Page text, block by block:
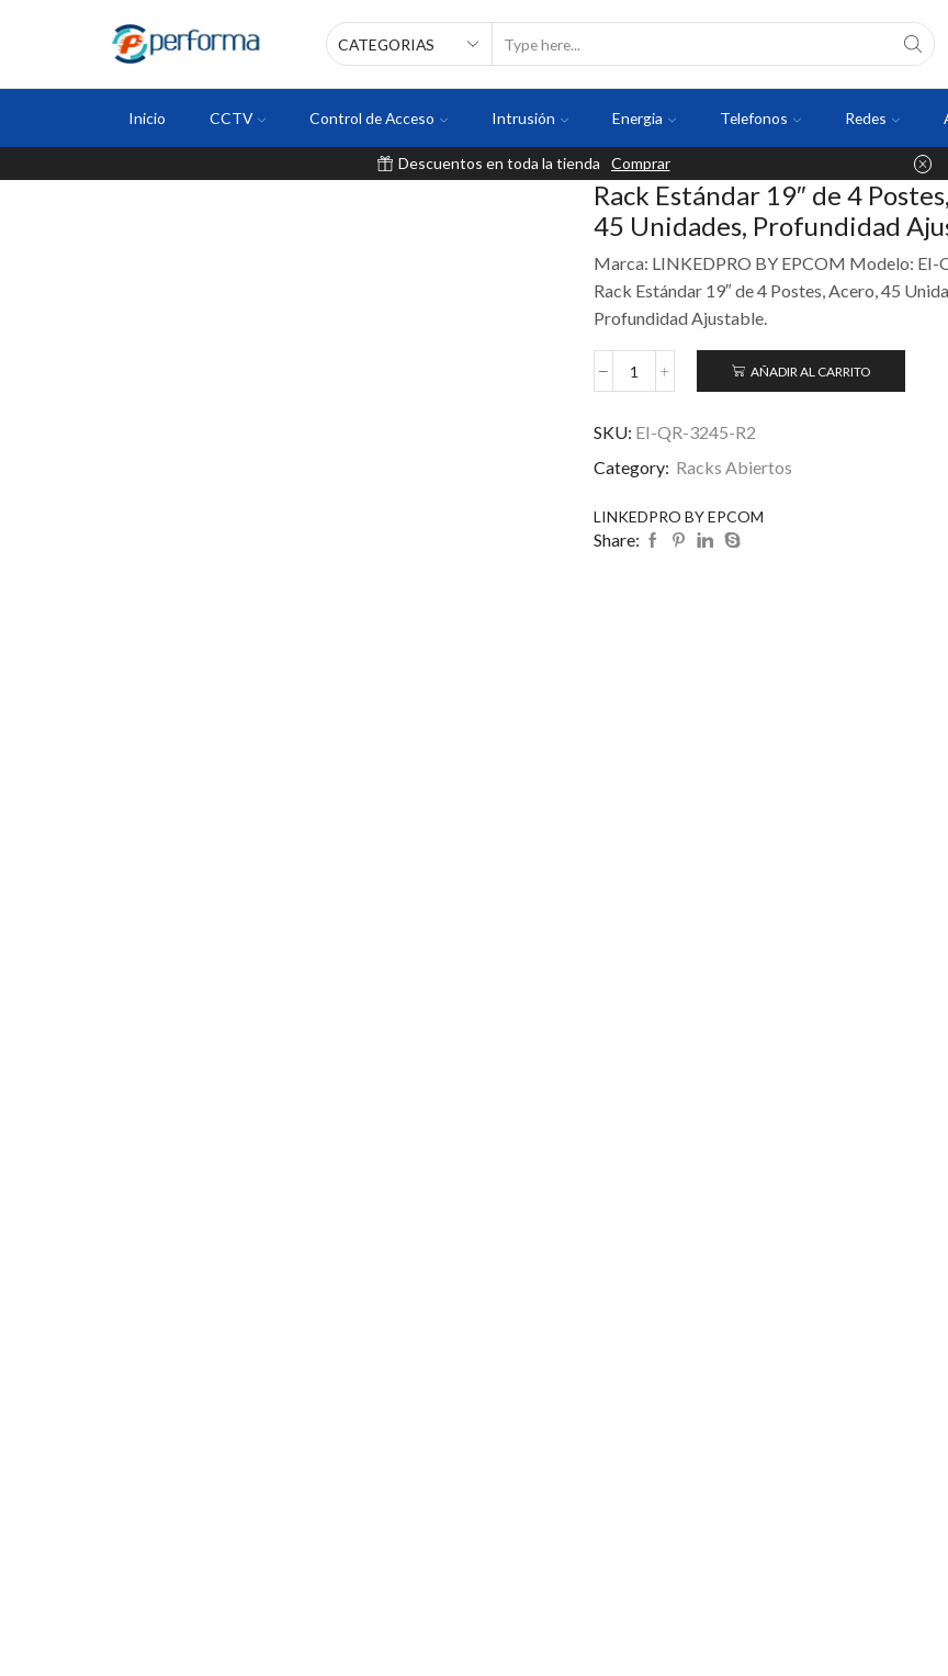
Inicio CCTV Control de Acceso Intrusión Energia Telefonos Redes
Descuentos en toda la tienda Comprar
Rack Estándar 19″ de 4
45 Unidades, Profundidad
Marca: LINKEDPRO BY EPCOM Modelo: EI-
Rack Estándar 19″ de 4 Postes, Acero, 45
Profundidad Ajustable.
AÑADIR AL CARRITO
SKU: EI-QR-3245-R2
Category: Racks Abiertos
LINKEDPRO BY EPCOM
Share: